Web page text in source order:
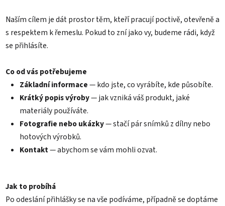
Naším cílem je dát prostor těm, kteří pracují poctivě, otevřeně a
s respektem k řemeslu. Pokud to zní jako vy, budeme rádi, když
se přihlásíte.
Co od vás potřebujeme
Základní informace— kdo jste, co vyrábíte, kde působíte.
Krátký popis výroby— jak vzniká váš produkt, jaké
materiály používáte.
Fotografie nebo ukázky— stačí pár snímků z dílny nebo
hotových výrobků.
Kontakt— abychom se vám mohli ozvat.
Jak to probíhá
Po odeslání přihlášky se na vše podíváme, případně se doptáme